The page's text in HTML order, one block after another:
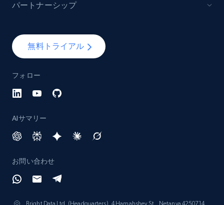
無料トライアル
フォロー
AIサマリー
お問い合わせ
Bright Data Ltd. (Headquarters), 4 Hamahshev St., Netanya 4250714,
パートナーシップ